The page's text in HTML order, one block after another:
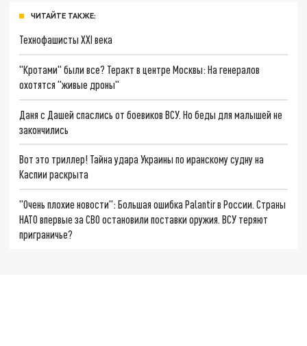
ЧИТАЙТЕ ТАКЖЕ:
Технофашисты XXI века
"Кротами" были все? Теракт в центре Москвы: На генералов
охотятся "живые дроны"
Даня с Дашей спаслись от боевиков ВСУ. Но беды для малышей не
закончились
Вот это триллер! Тайна удара Украины по иранскому судну на
Каспии раскрыта
"Очень плохие новости": Большая ошибка Palantir в России. Страны
НАТО впервые за СВО остановили поставки оружия. ВСУ теряют
приграничье?